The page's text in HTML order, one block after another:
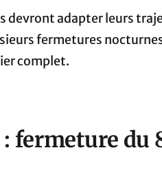
devront adapter leurs
fermetures
complet.
fermeture du